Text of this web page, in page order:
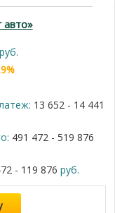
13 652 - 14 441
491 472 - 519 876
- 119 876 руб.